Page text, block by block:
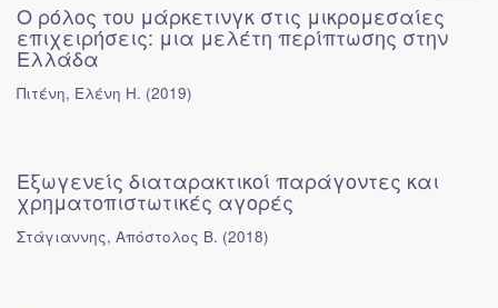
Ο ρόλος του μάρκετινγκ στις μικρομεσαίες
επιχειρήσεις: μια μελέτη περίπτωσης στην
Ελλάδα
Πιτένη, Ελένη Η. (2019)
Εξωγενείς διαταρακτικοί παράγοντες και
χρηματοπιστωτικές αγορές
Στάγιαννης, Απόστολος Β. (2018)